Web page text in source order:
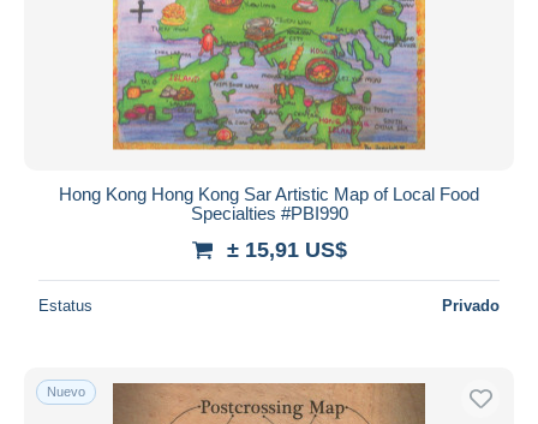
Hong Kong Hong Kong Sar Artistic Map of Local Food
Specialties #PBI990
± 15,91 US$
Estatus Privado
Nuevo